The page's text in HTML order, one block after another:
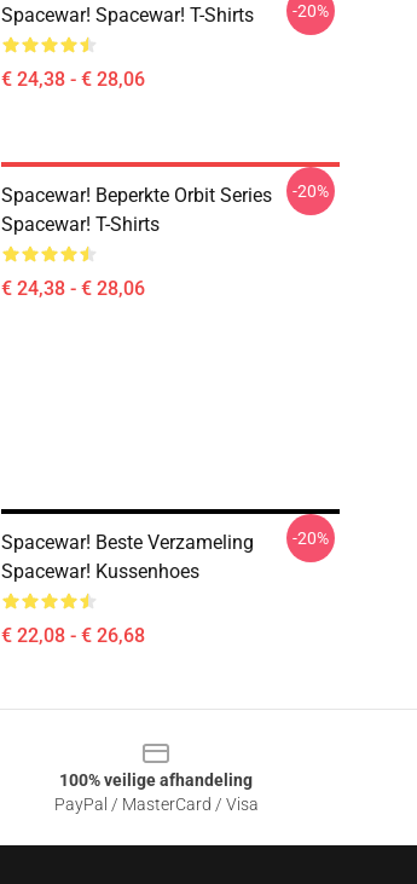
Spacewar! Spacewar! T-Shirts
€ 24,38 - € 28,06
-20%
Spacewar! Beperkte Orbit Series
Spacewar! T-Shirts
€ 24,38 - € 28,06
-20%
Spacewar! Beste Verzameling
Spacewar! Kussenhoes
€ 22,08 - € 26,68
-20%
100% veilige afhandeling
PayPal / MasterCard / Visa